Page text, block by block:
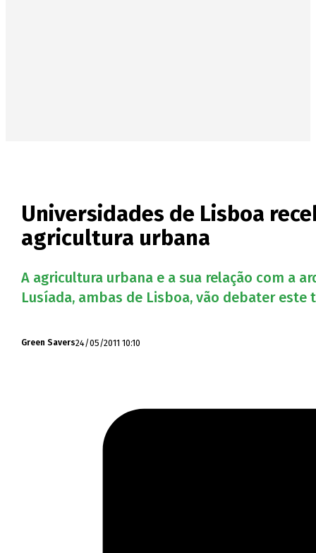
Universidades de Lisboa
agricultura urbana
A agricultura urbana e a sua relação com a
Lusíada, ambas de Lisboa, vão debater este
Green Savers24/05/2011 10:10